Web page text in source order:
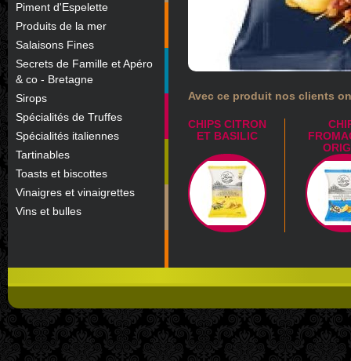
Piment d'Espelette
Produits de la mer
Salaisons Fines
Secrets de Famille et Apéro
& co - Bretagne
Sirops
Spécialités de Truffes
Spécialités italiennes
Tartinables
Toasts et biscottes
Vinaigres et vinaigrettes
Vins et bulles
Avec ce produit nos clients
CHIPS CITRON
ET BASILIC